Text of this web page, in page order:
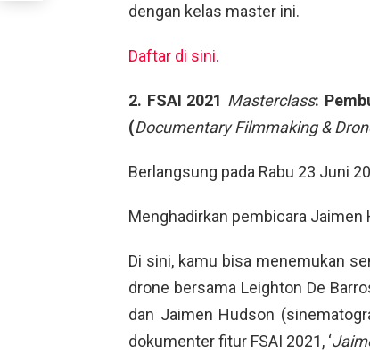
dengan kelas master ini.
Daftar di sini.
2. FSAI 2021 Masterclass:
(Documentary Filmmaking &
Berlangsung pada Rabu 23 Juni
Menghadirkan pembicara Jaimen
Di sini, kamu bisa menemukan
drone bersama Leighton De
dan Jaimen Hudson
dokumenter fitur FSAI 2021, ‘